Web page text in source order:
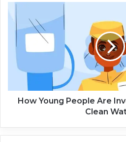
How
Young
People
Inventing
Water
How Young People Are
Clean